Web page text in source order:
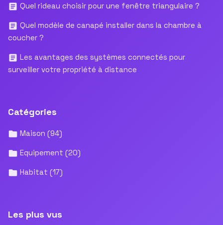
Quel rideau choisir pour une fenêtre triangulaire ?
Quel modèle de canapé installer dans la chambre à
coucher ?
Les avantages des systèmes connectés pour
surveiller votre propriété à distance
Catégories
Maison (94)
Equipement (20)
Habitat (17)
Les plus vus